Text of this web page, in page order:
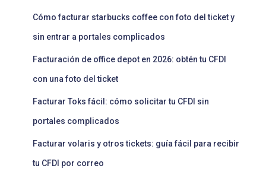
Cómo facturar starbucks coffee con foto del ticket y
sin entrar a portales complicados
Facturación de office depot en 2026: obtén tu CFDI
con una foto del ticket
Facturar Toks fácil: cómo solicitar tu CFDI sin
portales complicados
Facturar volaris y otros tickets: guía fácil para recibir
tu CFDI por correo